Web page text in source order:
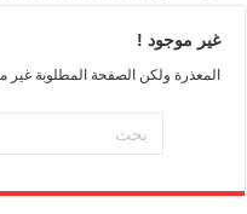
غير موجود !
المعذرة ولكن الصفحة المطلوبة